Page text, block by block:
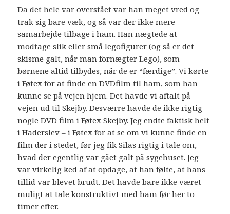
Da det hele var overstået var han meget vred og
trak sig bare væk, og så var der ikke mere
samarbejde tilbage i ham. Han nægtede at
modtage slik eller små legofigurer (og så er det
skisme galt, når man fornægter Lego), som
børnene altid tilbydes, når de er “færdige”. Vi kørte
i Føtex for at finde en DVDfilm til ham, som han
kunne se på vejen hjem. Det havde vi aftalt på
vejen ud til Skejby. Desværre havde de ikke rigtig
nogle DVD film i Føtex Skejby. Jeg endte faktisk helt
i Haderslev – i Føtex for at se om vi kunne finde en
film der i stedet, før jeg fik Silas rigtig i tale om,
hvad der egentlig var gået galt på sygehuset. Jeg
var virkelig ked af at opdage, at han følte, at hans
tillid var blevet brudt. Det havde bare ikke været
muligt at tale konstruktivt med ham før her to
timer efter.